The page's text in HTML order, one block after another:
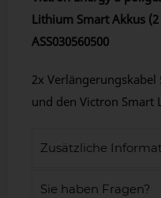
Lithium Smart Akkus
ASS030560500
2x
und den Victron Smart
Zusätzliche
Sie haben Fragen?